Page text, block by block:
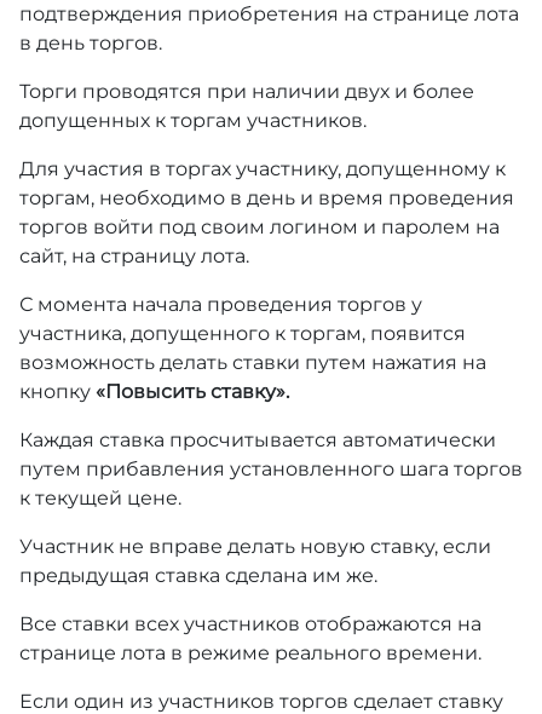
подтверждения приобретения на странице лота
в день торгов.
Торги проводятся при наличии двух и более
допущенных к торгам участников.
Для участия в торгах участнику, допущенному к
торгам, необходимо в день и время проведения
торгов войти под своим логином и паролем на
сайт, на страницу лота.
С момента начала проведения торгов у
участника, допущенного к торгам, появится
возможность делать ставки путем нажатия на
кнопку «Повысить ставку».
Каждая ставка просчитывается автоматически
путем прибавления установленного шага торгов
к текущей цене.
Участник не вправе делать новую ставку, если
предыдущая ставка сделана им же.
Все ставки всех участников отображаются на
странице лота в режиме реального времени.
Если один из участников торгов сделает ставку